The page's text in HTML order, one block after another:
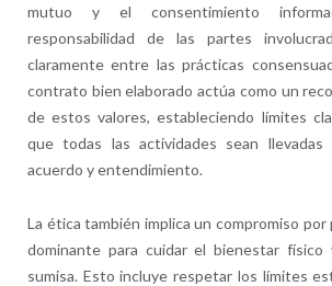
mutuo y el consentimiento
responsabilidad de las partes
claramente entre las prácticas
contrato bien elaborado actúa como un
de estos valores, estableciendo límites
que todas las actividades sean
acuerdo y entendimiento.
La ética también implica un compromiso
dominante para cuidar el bienestar físico
sumisa. Esto incluye respetar los límites